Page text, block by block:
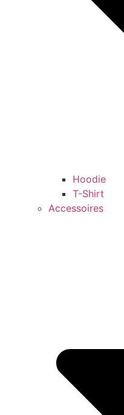
Hoodie
T-Shirt
Accessoires